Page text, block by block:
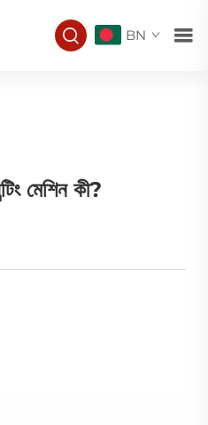
BN
মেশিন কী?